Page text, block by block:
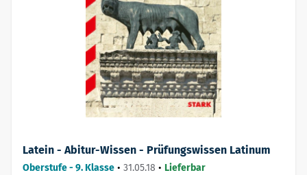
Latein - Abitur-Wissen - Prüfungswissen Latinum
Oberstufe - 9. Klasse • 31.05.18 • Lieferbar